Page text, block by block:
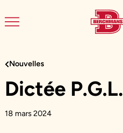
Nouvelles
Dictée P.G.L.
18 mars 2024